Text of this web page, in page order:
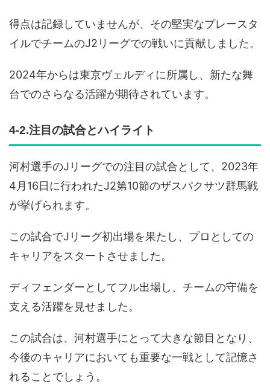
得点は記録していませんが、その堅実なプレースタ
イルでチームのJ2リーグでの戦いに貢献しました。
2024年からは東京ヴェルディに所属し、新たな舞
台でのさらなる活躍が期待されています。
4-2.注目の試合とハイライト
河村選手のJリーグでの注目の試合として、2023年
4月16日に行われたJ2第10節のザスパクサツ群馬戦
が挙げられます。
この試合でJリーグ初出場を果たし、プロとしての
キャリアをスタートさせました。
ディフェンダーとしてフル出場し、チームの守備を
支える活躍を見せました。
この試合は、河村選手にとって大きな節目となり、
今後のキャリアにおいても重要な一戦として記憶さ
れることでしょう。